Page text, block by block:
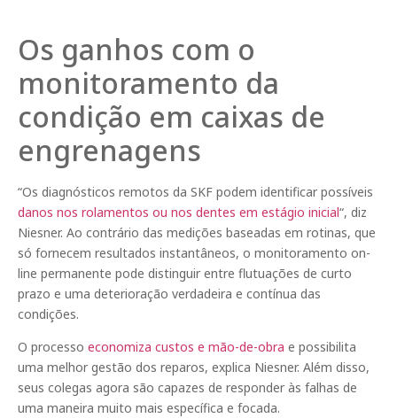
Os ganhos com o
monitoramento da
condição em caixas de
engrenagens
“Os diagnósticos remotos da SKF podem identificar possíveis
danos nos rolamentos ou nos dentes em estágio inicial“, diz
Niesner. Ao contrário das medições baseadas em rotinas, que
só fornecem resultados instantâneos, o monitoramento on-
line permanente pode distinguir entre flutuações de curto
prazo e uma deterioração verdadeira e contínua das
condições.
O processo economiza custos e mão-de-obra e possibilita
uma melhor gestão dos reparos, explica Niesner. Além disso,
seus colegas agora são capazes de responder às falhas de
uma maneira muito mais específica e focada.